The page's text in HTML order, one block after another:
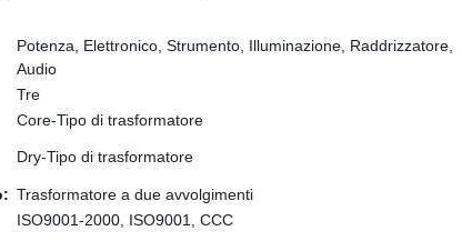
Potenza, Elettronico, Strumento, Illuminazione, Raddrizzatore,
Audio
Tre
Core-Tipo di trasformatore
Dry-Tipo di trasformatore
Trasformatore a due avvolgimenti
ISO9001-2000, ISO9001, CCC